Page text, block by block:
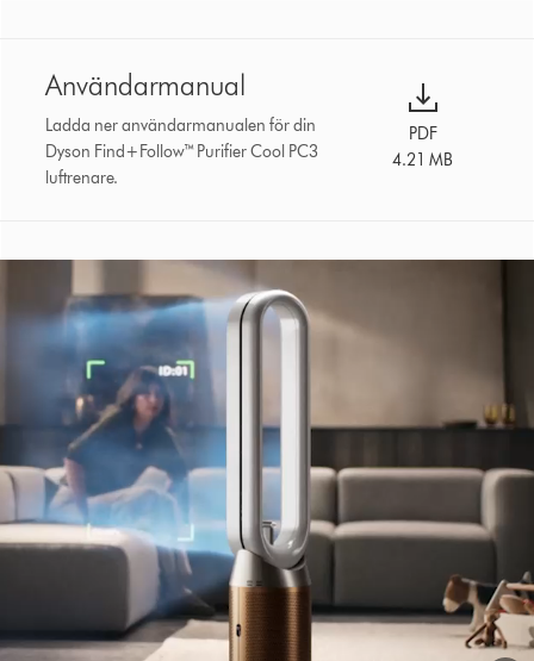
Användarmanual
Ladda ner användarmanualen för din
Dyson Find+Follow™ Purifier Cool PC3
luftrenare.
PDF
4.21 MB
transcript